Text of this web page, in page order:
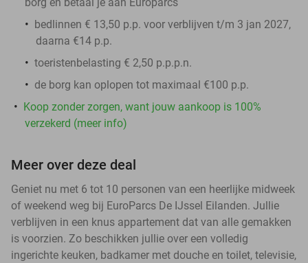
bedlinnen € 13,50 p.p. voor verblijven t/m 3 jan 2027,
daarna €14 p.p.
toeristenbelasting € 2,50 p.p.p.n.
de borg kan oplopen tot maximaal €100 p.p.
Koop zonder zorgen, want jouw aankoop is 100%
verzekerd (meer info)
Meer over deze deal
Geniet nu met 6 tot 10 personen van een heerlijke midweek
of weekend weg bij EuroParcs De IJssel Eilanden. Jullie
verblijven in een knus appartement dat van alle gemakken
is voorzien. Zo beschikken jullie over een volledig
ingerichte keuken, badkamer met douche en toilet, televisie,